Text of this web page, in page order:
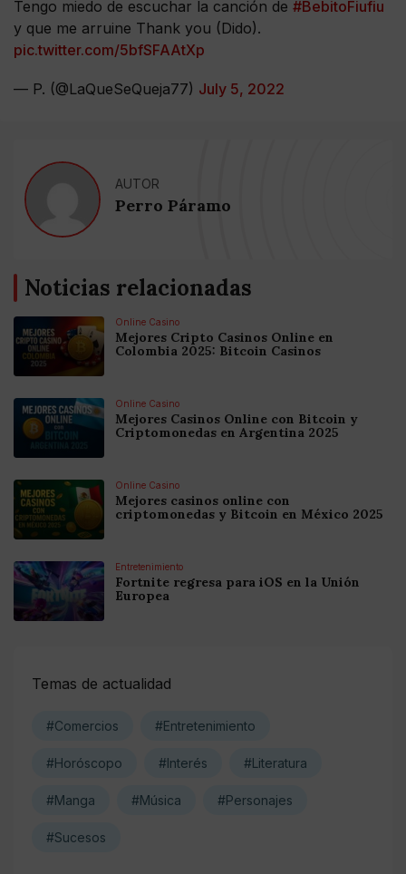
Tengo miedo de escuchar la canción de #BebitoFiufiu
y que me arruine Thank you (Dido).
pic.twitter.com/5bfSFAAtXp
— P. (@LaQueSeQueja77) July 5, 2022
AUTOR
Perro Páramo
Noticias relacionadas
Online Casino
Mejores Cripto Casinos Online en
Colombia 2025: Bitcoin Casinos
Online Casino
Mejores Casinos Online con Bitcoin y
Criptomonedas en Argentina 2025
Online Casino
Mejores casinos online con
criptomonedas y Bitcoin en México 2025
Entretenimiento
Fortnite regresa para iOS en la Unión
Europea
Temas de actualidad
#Comercios #Entretenimiento
#Horóscopo #Interés #Literatura
#Manga #Música #Personajes
#Sucesos